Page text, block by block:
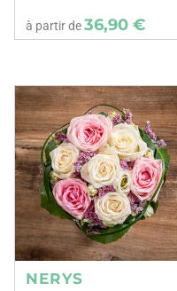
à partir de36,90 €
NERYS